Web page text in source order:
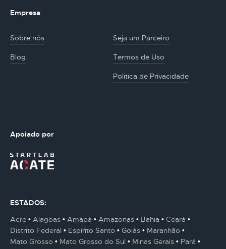
Empresa
Sobre nós Seja um Parceiro
Blog Termos de Uso
Politica de Privacidade
Apoiado por
ESTADOS:
Acre
Alagoas Amapá Amazonas Bahia
Ceará
Distrito Federal
Espírito Santo Goiás
Maranhão
Mato Grosso
Mato Grosso do Sul Minas Gerais
Pará